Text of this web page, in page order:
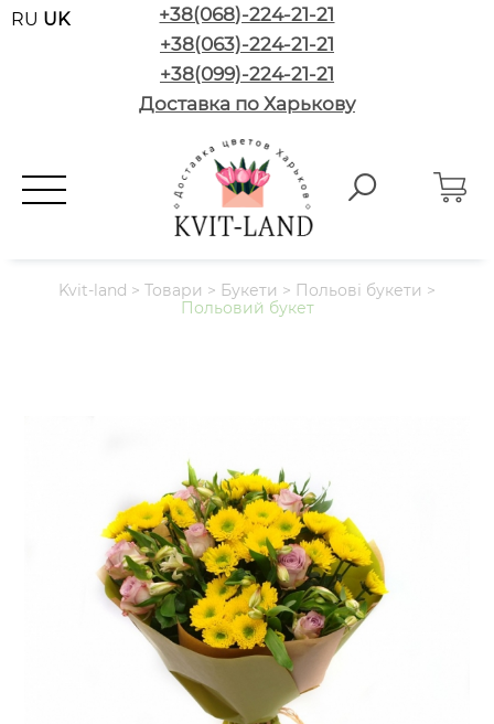
RU UK
+38(068)-224-21-21
+38(063)-224-21-21
+38(099)-224-21-21
Доставка по Харькову
Kvit-land > Товари > Букети > Польові букети >
Польовий букет